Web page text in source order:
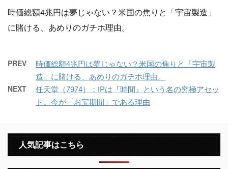
時価総額4兆円は夢じゃない？米国の焦りと「宇宙製造」
に賭ける、あめりのガチホ理由。
PREV
時価総額4兆円は夢じゃない？米国の焦りと「宇宙製
造」に賭ける、あめりのガチホ理由。
NEXT
任天堂（7974）：IPは『時間』という名の究極アセッ
ト。今が「お宝期間」である理由
人気記事はこちら